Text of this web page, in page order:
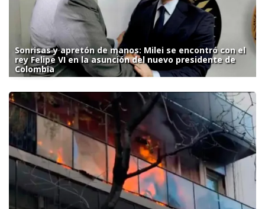
Sonrisas y apretón de manos: Milei se encontró con el
rey Felipe VI en la asunción del nuevo presidente de
Colombia